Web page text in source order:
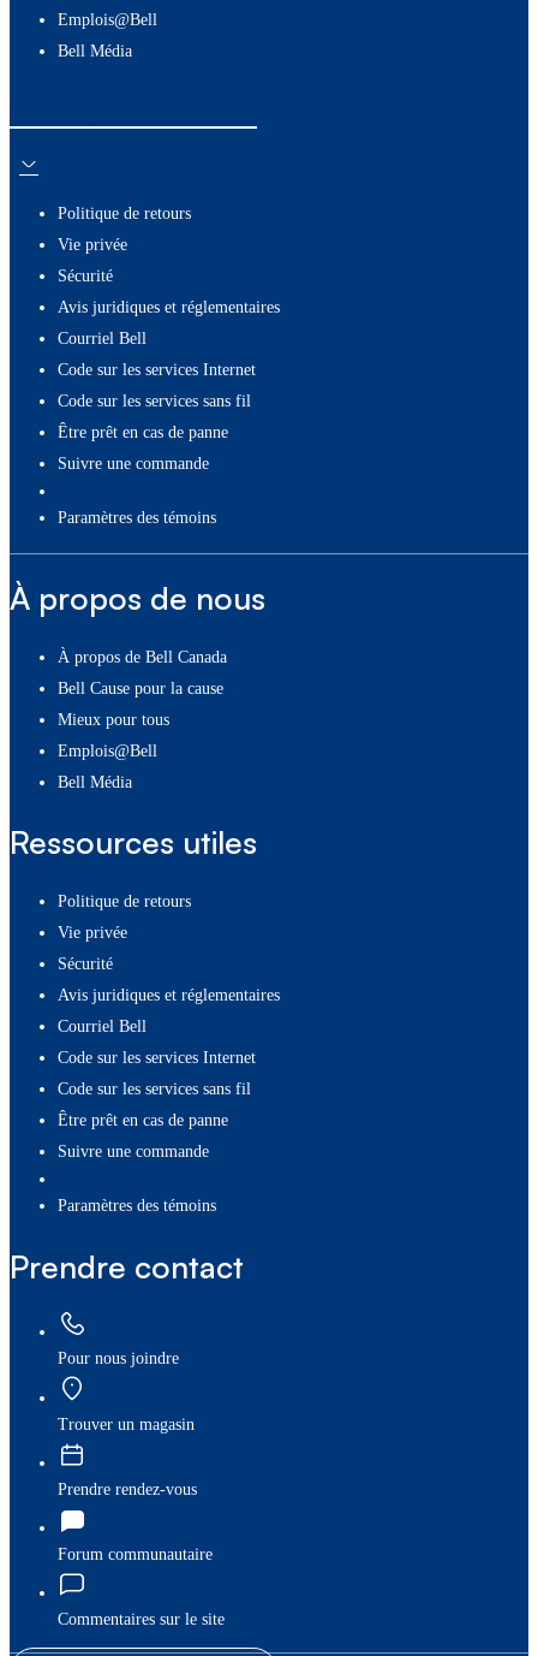
Emplois@Bell
Bell Média
Politique de retours
Vie privée
Sécurité
Avis juridiques et réglementaires
Courriel Bell
Code sur les services Internet
Code sur les services sans fil
Être prêt en cas de panne
Suivre une commande
paramètres des témoins
À propos de nous
À propos de Bell Canada
Bell Cause pour la cause
Mieux pour tous
Emplois@Bell
Bell Média
Ressources utiles
Politique de retours
Vie privée
Sécurité
Avis juridiques et réglementaires
Courriel Bell
Code sur les services Internet
Code sur les services sans fil
Être prêt en cas de panne
Suivre une commande
paramètres des témoins
Prendre contact
Pour nous joindre
Trouver un magasin
Prendre rendez-vous
Forum communautaire
Commentaires sur le site